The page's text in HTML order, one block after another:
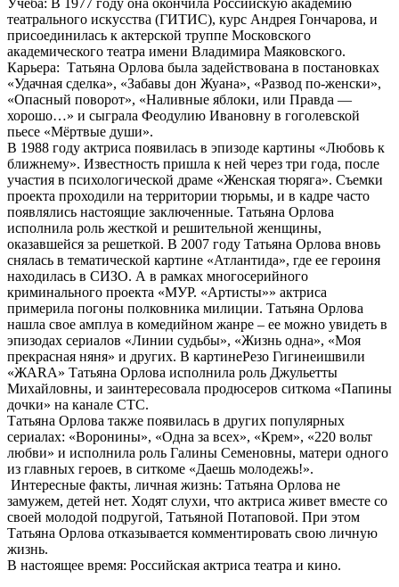
Учеба: В 1977 году она окончила Российскую академию
театрального искусства (ГИТИС), курс Андрея Гончарова, и
присоединилась к актерской труппе Московского
академического театра имени Владимира Маяковского.
Карьера: Татьяна Орлова была задействована в постановках
«Удачная сделка», «Забавы дон Жуана», «Развод по-женски»,
«Опасный поворот», «Наливные яблоки, или Правда —
хорошо…» и сыграла Феодулию Ивановну в гоголевской
пьесе «Мёртвые души».
В 1988 году актриса появилась в эпизоде картины «Любовь к
ближнему». Известность пришла к ней через три года, после
участия в психологической драме «Женская тюряга». Съемки
проекта проходили на территории тюрьмы, и в кадре часто
появлялись настоящие заключенные. Татьяна Орлова
исполнила роль жесткой и решительной женщины,
оказавшейся за решеткой. В 2007 году Татьяна Орлова вновь
снялась в тематической картине «Атлантида», где ее героиня
находилась в СИЗО. А в рамках многосерийного
криминального проекта «МУР. «Артисты»» актриса
примерила погоны полковника милиции. Татьяна Орлова
нашла свое амплуа в комедийном жанре – ее можно увидеть в
эпизодах сериалов «Линии судьбы», «Жизнь одна», «Моя
прекрасная няня» и других. В картинеРезо Гигинеишвили
«ЖАRА» Татьяна Орлова исполнила роль Джульетты
Михайловны, и заинтересовала продюсеров ситкома «Папины
дочки» на канале СТС.
Татьяна Орлова также появилась в других популярных
сериалах: «Воронины», «Одна за всех», «Крем», «220 вольт
любви» и исполнила роль Галины Семеновны, матери одного
из главных героев, в ситкоме «Даешь молодежь!».
Интересные факты, личная жизнь: Татьяна Орлова не
замужем, детей нет. Ходят слухи, что актриса живет вместе со
своей молодой подругой, Татьяной Потаповой. При этом
Татьяна Орлова отказывается комментировать свою личную
жизнь.
В настоящее время: Российская актриса театра и кино.